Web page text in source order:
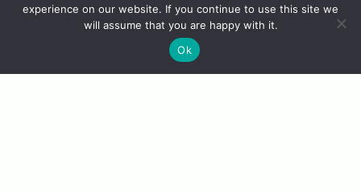
Gerne berate ich Sie individuell:
https://calendly.com/petalouda/beratungsgespraech
experience on our website. If you continue to use this site we
will assume that you are happy with it.
Ok